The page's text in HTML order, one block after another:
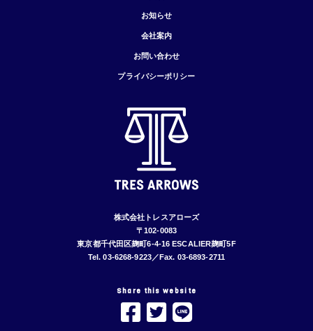
株式会社トレスアローズ
〒102-0083
東京都千代田区麹町6-4-16 ESCALIER麹町5F
Tel. 03-6268-9223／Fax. 03-6893-2711
Share this website
お知らせ
会社案内
お問い合わせ
プライバシーポリシー